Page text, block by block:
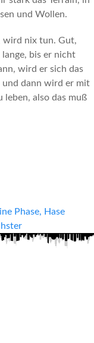
und Wollen.
wird nix tun. Gut,
bis er nicht
wird er sich das
und dann wird er mit
leben, also das muß
Phase, Hase